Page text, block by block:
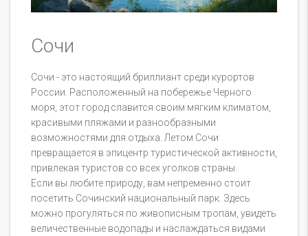
Сочи
Сочи - это настоящий бриллиант среди курортов
России. Расположенный на побережье Черного
моря, этот город славится своим мягким климатом,
красивыми пляжами и разнообразными
возможностями для отдыха. Летом Сочи
превращается в эпицентр туристической активности,
привлекая туристов со всех уголков страны.
Если вы любите природу, вам непременно стоит
посетить Сочинский национальный парк. Здесь
можно прогуляться по живописным тропам, увидеть
величественные водопады и наслаждаться видами